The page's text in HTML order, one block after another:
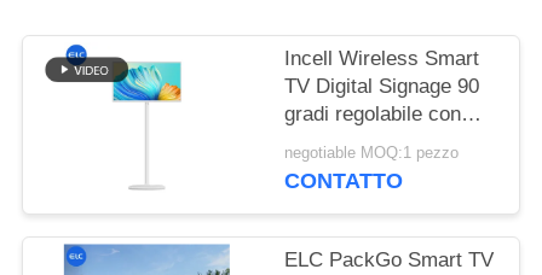
Incell Wireless Smart
TV Digital Signage 90
gradi regolabile con
NFC a 13,56 MHz
negotiable MOQ:1 pezzo
CONTATTO
ELC PackGo Smart TV